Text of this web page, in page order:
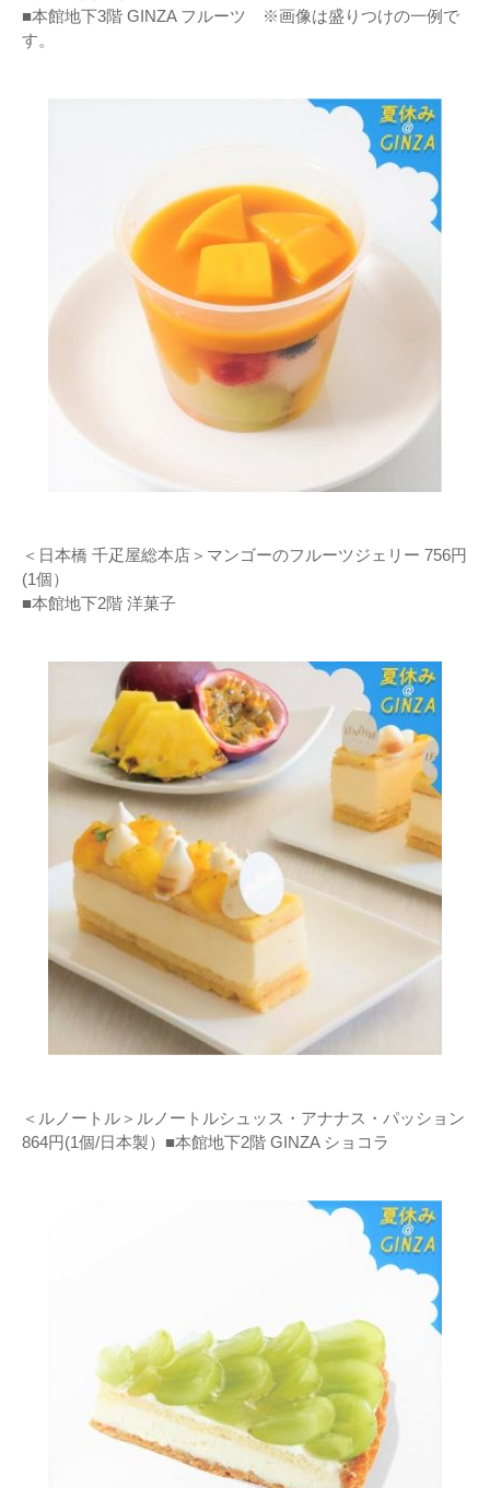
■本館地下3階 GINZA フルーツ ※画像は盛りつけの一例で
す。
＜日本橋 千疋屋総本店＞マンゴーのフルーツジェリー 756円
(1個）
■本館地下2階 洋菓子
＜ルノートル＞ルノートルシュッス・アナナス・パッション
864円(1個/日本製）■本館地下2階 GINZA ショコラ